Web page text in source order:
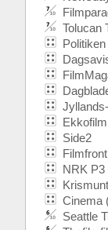
Tolucan
Side2
Filmfront
NRK P3
Cinema
Seattle